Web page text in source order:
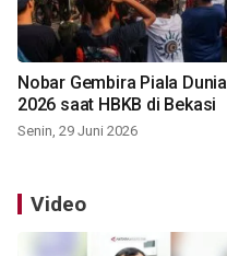
Nobar Gembira Piala Dunia
2026 saat HBKB di Bekasi
Senin, 29 Juni 2026
Video